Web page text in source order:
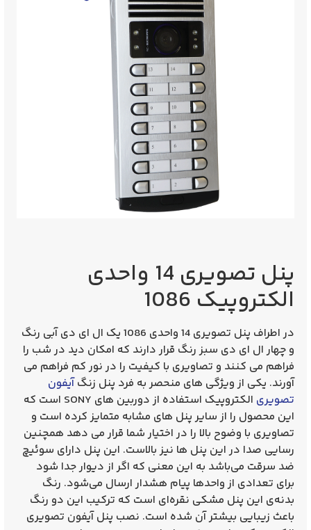
پنل تصویری 14 واحدی
الکتروپیک 1086
در اطراف پنل تصویری 14 واحدی 1086 یک ال ای دی آبی رنگ
و چهار ال ای دی سبز رنگ قرار دارند که امکان دید در شب را
فراهم می کنند و تصاویری با کیفیت را در نور کم فراهم می
آورند. یکی از ویژگی های منحصر به فرد پنل زنگآیفون
تصویری
الکتروپیک استفاده از دوربین های SONY است که
این محصول را از سایر پنل های مشابه متمایز کرده است و
تصاویری با وضوح بالا را در اختیار شما قرار می دهد همچنین
رسایی صدا در این پنل ها نیز بالاست. این پنل دارای سوئیچ
ضد سرقت می‌باشد به این معنی که اگر از دیوار جدا شود
برای تعدادی از واحدها پیام هشدار ارسال می‌شود. رنگ
بدنه‌ی این پنل مشکی نقره‌ای است که ترکیب این دو رنگ
باعث زیبایی بیشتر آن شده است. نصب پنل آیفون تصویری